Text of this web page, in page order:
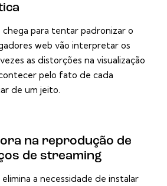
chega para tentar padronizar o
web vão interpretar os
as distorções na visualização
pelo fato de cada
de um jeito.
na reprodução de
de streaming
elimina a necessidade de instalar